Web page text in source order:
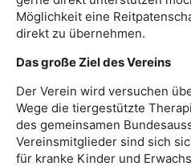
Möglichkeit eine
direkt zu übernehmen.
Das große Ziel des Vereins
Der Verein wird versuchen
Wege die tiergestützte
des gemeinsamen
Vereinsmitglieder sind sich
für kranke Kinder und